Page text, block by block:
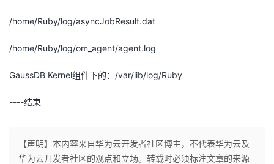
/home/Ruby/log/asyncJobResult.dat
/home/Ruby/log/om_agent/agent.log
GaussDB Kernel组件下的： /var/lib/log/Ruby
----结束
【声明】本内容来自华为云开发者社区博主，不代表华为云及
华为云开发者社区的观点和立场。转载时必须标注文章的来源